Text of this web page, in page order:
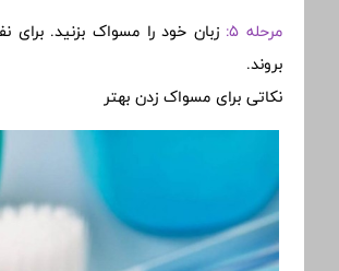
مرحله 5:
زبان خود را مسواک بزنید. برای
بروند.
نکاتی برای مسواک زدن بهتر